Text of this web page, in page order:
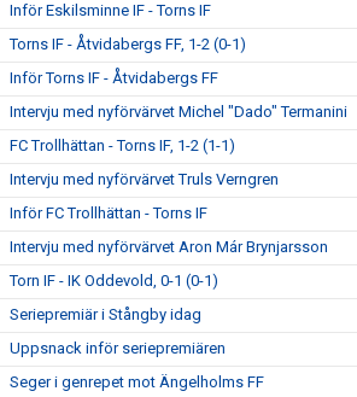
Inför Eskilsminne IF - Torns IF
Torns IF - Åtvidabergs FF, 1-2 (0-1)
Inför Torns IF - Åtvidabergs FF
Intervju med nyförvärvet Michel "Dado" Termanini
FC Trollhättan - Torns IF, 1-2 (1-1)
Intervju med nyförvärvet Truls Verngren
Inför FC Trollhättan - Torns IF
Intervju med nyförvärvet Aron Már Brynjarsson
Torn IF - IK Oddevold, 0-1 (0-1)
Seriepremiär i Stångby idag
Uppsnack inför seriepremiären
Seger i genrepet mot Ängelholms FF